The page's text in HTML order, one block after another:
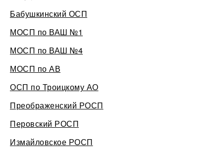
Бабушкинский ОСП
МОСП по ВАШ №1
МОСП по ВАШ №4
МОСП по АВ
ОСП по Троицкому АО
Преображенский РОСП
Перовский РОСП
Измайловское РОСП